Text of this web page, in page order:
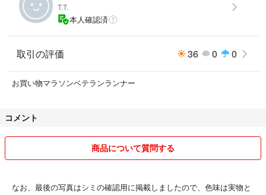
T.T.
本人確認済
取引の評価 36 0 0
お買い物マラソンベテランランナー
コメント
商品について質問する
なお、最後の写真はシミの確認用に掲載しましたので、色味は実物と